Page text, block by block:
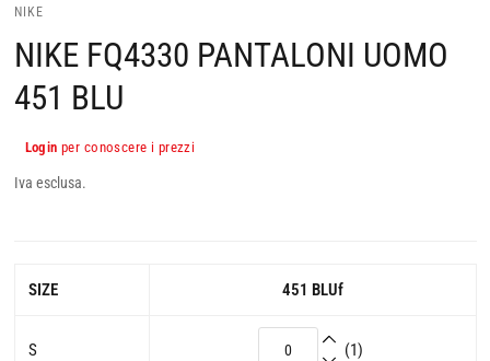
NIKE
NIKE FQ4330 PANTALONI UOMO
451 BLU
Login per conoscere i prezzi
Iva esclusa.
SIZE 451 BLUf
S (1)